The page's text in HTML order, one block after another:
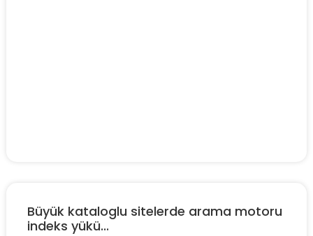
Büyük kataloglu sitelerde arama motoru
indeks yükü...